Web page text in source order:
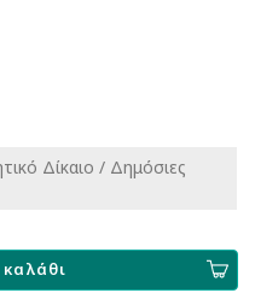
Δίκαιο / Δημόσιες